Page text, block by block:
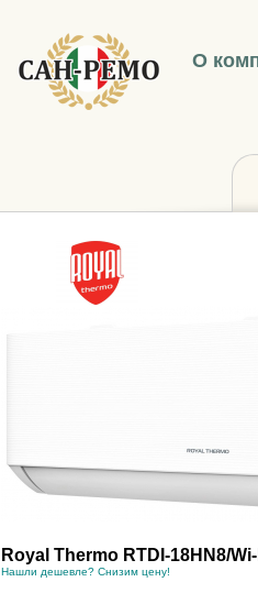
О
Royal Thermo RTDI-18HN8/
Нашли дешевле? Снизим цену!